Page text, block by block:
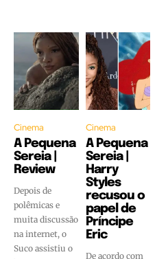
Cinema
A Pequena
Sereia |
Review
Depois de
polêmicas e
muita discussão
na internet, o
Suco assistiu o
Cinema
A Pequena
Sereia |
Harry
Styles
recusou o
papel de
Príncipe
Eric
De acordo com